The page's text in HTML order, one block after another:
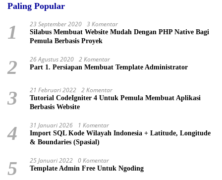
Paling Popular
1 23 September 2020 3 Komentar
Silabus Membuat Website Mudah Dengan PHP Native Bagi
Pemula Berbasis Proyek
2 26 Agustus 2020 2 Komentar
Part 1. Persiapan Membuat Template Administrator
3 21 Februari 2022 2 Komentar
Tutorial CodeIgniter 4 Untuk Pemula Membuat Aplikasi
Berbasis Website
4 31 Januari 2026 1 Komentar
Import SQL Kode Wilayah Indonesia + Latitude, Longitude
& Boundaries (Spasial)
5 25 Januari 2022 0 Komentar
Template Admin Free Untuk Ngoding